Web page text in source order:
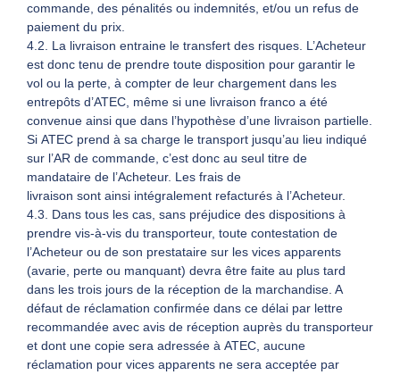
commande, des pénalités ou indemnités, et/ou un refus de
paiement du prix.
4.2. La livraison entraine le transfert des risques. L’Acheteur
est donc tenu de prendre toute disposition pour garantir le
vol ou la perte, à compter de leur chargement dans les
entrepôts d’ATEC, même si une livraison franco a été
convenue ainsi que dans l’hypothèse d’une livraison partielle.
Si ATEC prend à sa charge le transport jusqu’au lieu indiqué
sur l’AR de commande, c’est donc au seul titre de
mandataire de l’Acheteur. Les frais de
livraison sont ainsi intégralement refacturés à l’Acheteur.
4.3. Dans tous les cas, sans préjudice des dispositions à
prendre vis-à-vis du transporteur, toute contestation de
l’Acheteur ou de son prestataire sur les vices apparents
(avarie, perte ou manquant) devra être faite au plus tard
dans les trois jours de la réception de la marchandise. A
défaut de réclamation confirmée dans ce délai par lettre
recommandée avec avis de réception auprès du transporteur
et dont une copie sera adressée à ATEC, aucune
réclamation pour vices apparents ne sera acceptée par